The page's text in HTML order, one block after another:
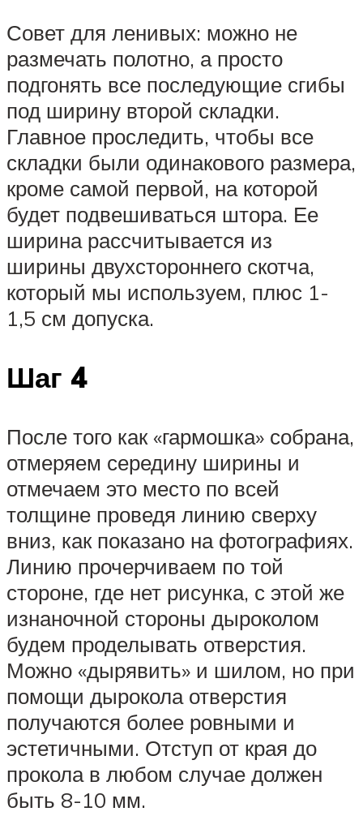
Совет для ленивых: можно не
размечать полотно, а просто
подгонять все последующие сгибы
под ширину второй складки.
Главное проследить, чтобы все
складки были одинакового размера,
кроме самой первой, на которой
будет подвешиваться штора. Ее
ширина рассчитывается из
ширины двухстороннего скотча,
который мы используем, плюс 1-
1,5 см допуска.
Шаг 4
После того как «гармошка» собрана,
отмеряем середину ширины и
отмечаем это место по всей
толщине проведя линию сверху
вниз, как показано на фотографиях.
Линию прочерчиваем по той
стороне, где нет рисунка, с этой же
изнаночной стороны дыроколом
будем проделывать отверстия.
Можно «дырявить» и шилом, но при
помощи дырокола отверстия
получаются более ровными и
эстетичными. Отступ от края до
прокола в любом случае должен
быть 8-10 мм.